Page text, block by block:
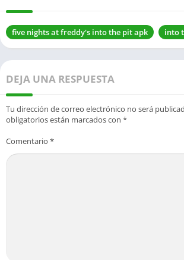
five nights at freddy's into the pit apk into
DEJA UNA RESPUESTA
Tu dirección de correo electrónico no será
obligatorios están marcados con *
Comentario *